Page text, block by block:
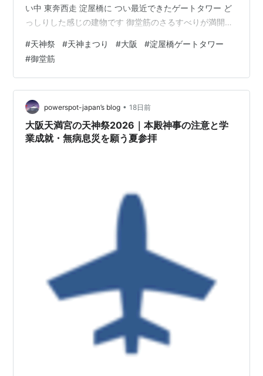
い中 東奔西走 淀屋橋に つい最近できたゲートタワー ど
っしりした感じの建物です 御堂筋のさるすべりが満開で
沿いのは低い木でした 超ピンクな色が、夏！って感じが
します 南森町で学生さん達が 天神祭のボランティア活動
をしていました 7月24日、25日が天神祭です 大阪の3大
祭りのうちの ひとつです 私は全然知らなかったのですが
天神まつりは毎年毎年 赤字なんだそうです… だからボラ
ン…
#天神祭 #天神まつり #大阪 #淀屋橋ゲートタワー
#御堂筋
powerspot-japan’s blog • 18日前
大阪天満宮の天神祭2026｜本殿神事の注意と学
業成就・無病息災を願う夏参拝